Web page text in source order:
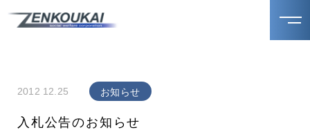
2012 12.25 お知らせ
入札公告のお知らせ